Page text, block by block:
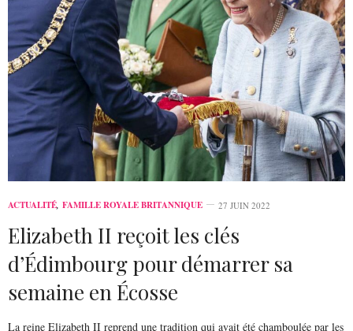
ACTUALITÉ, FAMILLE ROYALE BRITANNIQUE 27 JUIN 2022
Elizabeth II reçoit les clés
d’Édimbourg pour démarrer sa
semaine en Écosse
La reine Elizabeth II reprend une tradition qui avait été chamboulée par les